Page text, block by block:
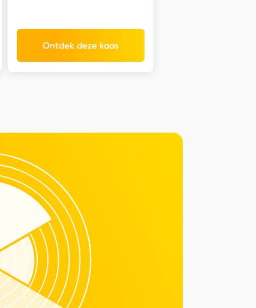
Ontdek deze kaas